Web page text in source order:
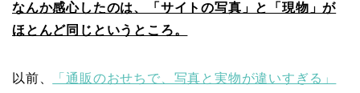
なんか感心したのは、「サイトの写真」と「現物」が
ほとんど同じというところ。
以前、
「通販のおせちで、写真と実物が違いすぎる」